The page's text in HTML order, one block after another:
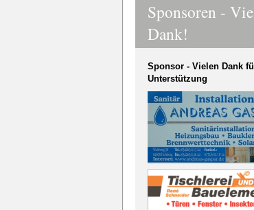
Sponsoren -
Dank!
Sponsor - Vielen Dank
Unterstützung